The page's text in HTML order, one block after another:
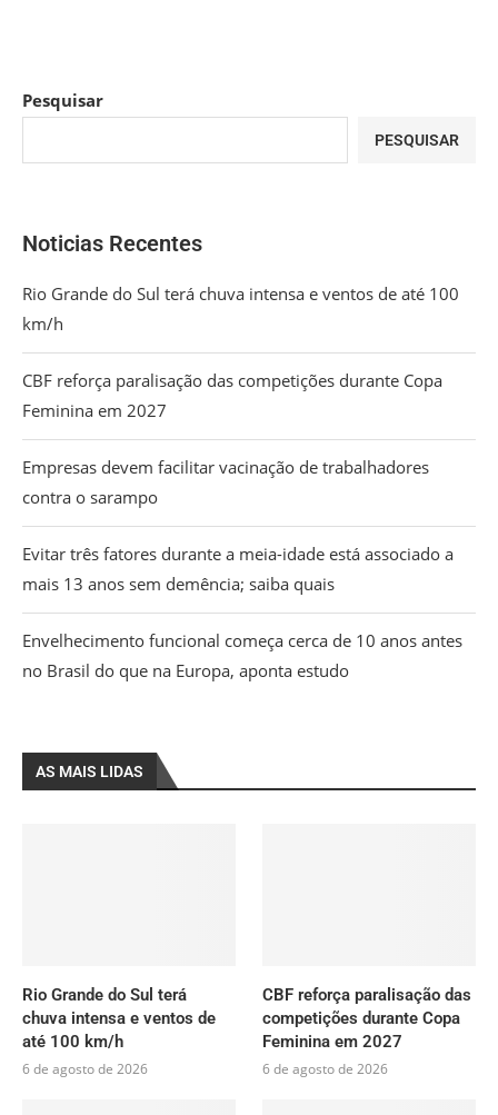
Pesquisar
PESQUISAR
Noticias Recentes
Rio Grande do Sul terá chuva intensa e ventos de até 100
km/h
CBF reforça paralisação das competições durante Copa
Feminina em 2027
Empresas devem facilitar vacinação de trabalhadores
contra o sarampo
Evitar três fatores durante a meia-idade está associado a
mais 13 anos sem demência; saiba quais
Envelhecimento funcional começa cerca de 10 anos antes
no Brasil do que na Europa, aponta estudo
AS MAIS LIDAS
Rio Grande do Sul terá
chuva intensa e ventos de
até 100 km/h
6 de agosto de 2026
CBF reforça paralisação das
competições durante Copa
Feminina em 2027
6 de agosto de 2026